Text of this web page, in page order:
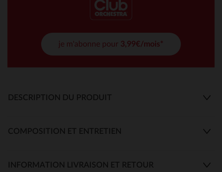
je m'abonne pour 3,99€/mois*
DESCRIPTION DU PRODUIT
COMPOSITION ET ENTRETIEN
INFORMATION LIVRAISON ET RETOUR